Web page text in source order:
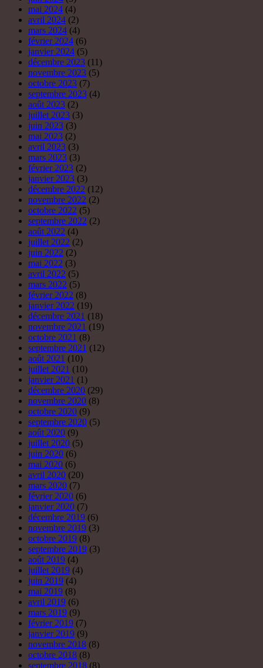
mai 2024 (4)
avril 2024 (2)
mars 2024 (4)
février 2024 (6)
janvier 2024 (5)
décembre 2023 (11)
novembre 2023 (5)
octobre 2023 (7)
septembre 2023 (4)
août 2023 (2)
juillet 2023 (3)
juin 2023 (3)
mai 2023 (2)
avril 2023 (3)
mars 2023 (3)
février 2023 (2)
janvier 2023 (3)
décembre 2022 (12)
novembre 2022 (2)
octobre 2022 (5)
septembre 2022 (2)
août 2022 (4)
juillet 2022 (2)
juin 2022 (2)
mai 2022 (3)
avril 2022 (5)
mars 2022 (5)
février 2022 (8)
janvier 2022 (19)
décembre 2021 (18)
novembre 2021 (19)
octobre 2021 (8)
septembre 2021 (12)
août 2021 (10)
juillet 2021 (10)
janvier 2021 (1)
décembre 2020 (29)
novembre 2020 (8)
octobre 2020 (9)
septembre 2020 (5)
août 2020 (9)
juillet 2020 (5)
juin 2020 (6)
mai 2020 (6)
avril 2020 (20)
mars 2020 (7)
février 2020 (6)
janvier 2020 (7)
décembre 2019 (6)
novembre 2019 (3)
octobre 2019 (8)
septembre 2019 (3)
août 2019 (4)
juillet 2019 (4)
juin 2019 (4)
mai 2019 (8)
avril 2019 (6)
mars 2019 (9)
février 2019 (7)
janvier 2019 (9)
novembre 2018 (8)
octobre 2018 (8)
septembre 2018 (8)